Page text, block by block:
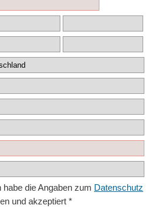
habe die Angaben zum Datenschutz
und akzeptiert *